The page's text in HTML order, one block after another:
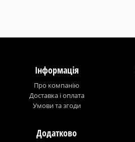
Інформація
Про компанію
Доставка і оплата
Умови та згоди
Додатково